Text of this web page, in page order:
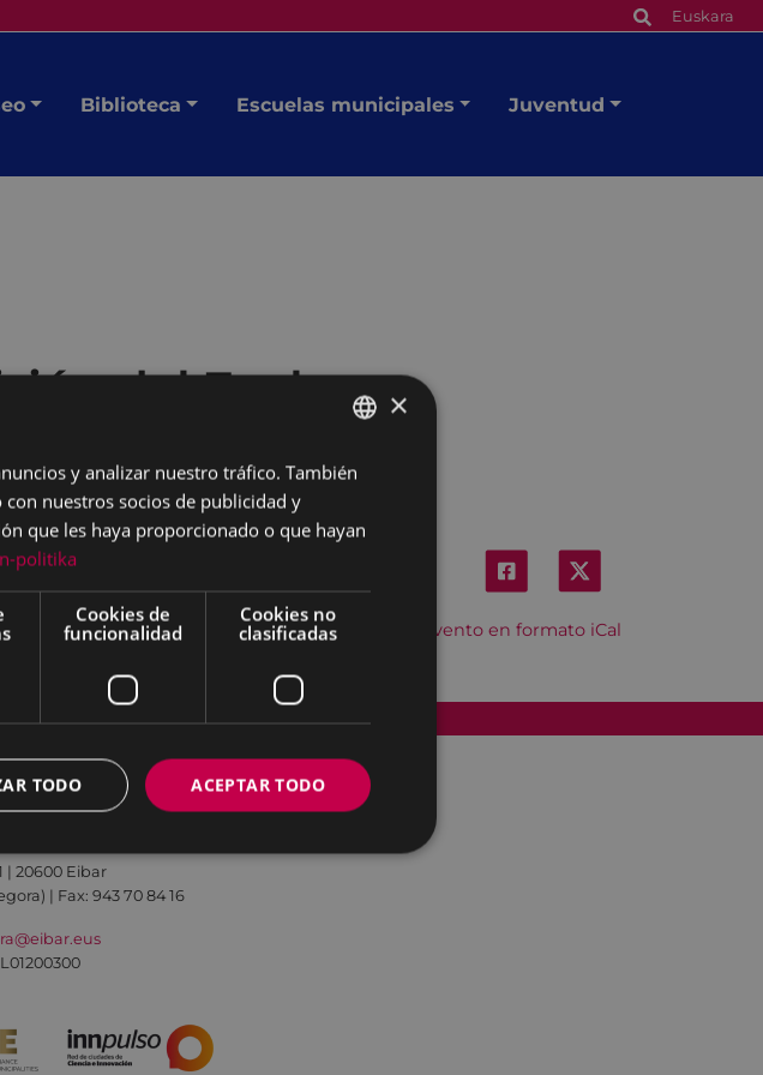
Euskara
Biblioteca Escuelas municipales Juventud
del Euskara
Descargar el evento en formato iCal
Contacto Accesibilidad
| 20600 Eibar
| Fax: 943 70 84 16
BASQUE
×
y analizar nuestro tráfico. También
nuestros socios de publicidad y
que les haya proporcionado o que hayan
politika
Cookies de
funcionalidad
Cookies no
clasificadas
ACEPTAR TODO
TODO